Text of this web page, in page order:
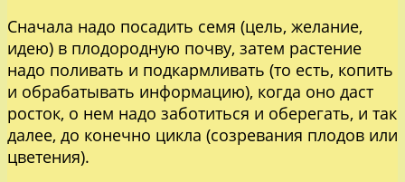
Сначала надо посадить семя (цель, желание,
идею) в плодородную почву, затем растение
надо поливать и подкармливать (то есть, копить
и обрабатывать информацию), когда оно даст
росток, о нем надо заботиться и оберегать, и так
далее, до конечно цикла (созревания плодов или
цветения).